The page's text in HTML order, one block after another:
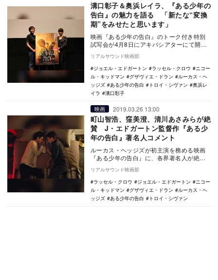
溝口彰子＆奥浜レイラ、『ある少年の
告白』の魅力を語る 「新たな“変換
期”をみせたと思います」
映画『ある少年の告白』のトーク付き特別
試写会が4月8日にアキバシアターにて開催
され、『BL進化論』著者の溝口彰子と奥浜
レイラが登…
リアルサウンド映画部
ジョエル・エドガートン
ラッセル・クロウ
ニコー
ル・キッドマン
グザヴィエ・ドラン
ルーカス・ヘ
ッジズ
ある少年の告白 トロイ・シヴァン
奥浜レ
イラ
溝口彰子
映画 2019.03.26 13:00
町山智浩、窪美澄、清川あさみらが絶
賛 J・エドガートン監督作『ある少
年の告白』著名人コメント
ルーカス・ヘッジズが初主演を務める映画
『ある少年の告白』に、各界著名人が絶賛
コメントを寄せた。 本作は、2016年に発
表され…
リアルサウンド映画部
ラッセル・クロウ
ジョエル・エドガートン
ニコー
ル・キッドマン
グザヴィエ・ドラン
ルーカス・ヘ
ッジズ
ある少年の告白 トロイ・シヴァン